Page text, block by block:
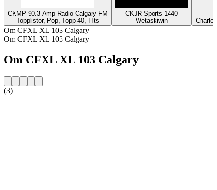
CKMP 90.3 Amp Radio Calgary FM
Topplistor, Pop, Topp 40, Hits
CKJR Sports 1440
Wetaskiwin
Om CFXL XL 103 Calgary
Om CFXL XL 103 Calgary
Om CFXL XL 103 Calgary
(3)